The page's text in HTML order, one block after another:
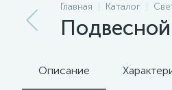
Споты
Главная Каталог
Описание